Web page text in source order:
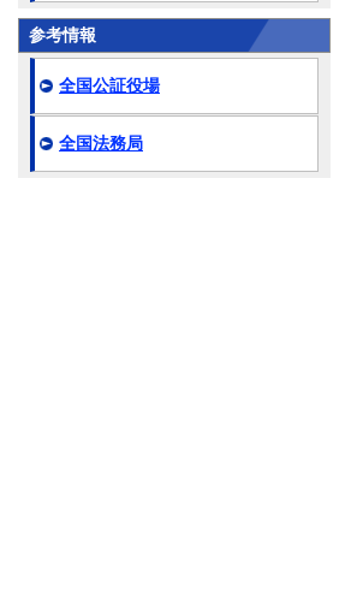
参考情報
全国公証役場
全国法務局